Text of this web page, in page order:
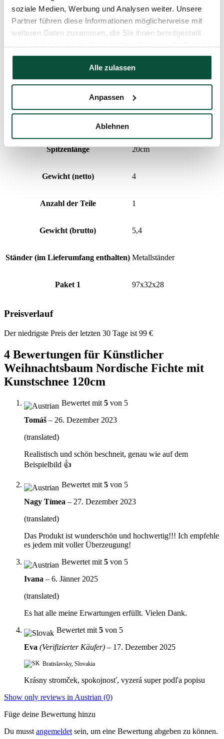
soziale Medien, Werbung und Analysen weiter. Unsere
Partner führen diese Informationen möglicherweise mit
weiteren Daten zusammen, die Sie ihnen bereitgestellt
haben oder die sie im Rahmen Ihrer Nutzung der Dienste
gesammelt haben.
Alle zulassen
Anpassen
Ablehnen
Höhe (mit Ständer) 120cm
dicht
PVC
Spitzenlänge 20cm
Gewicht (netto) 4
Anzahl der Teile 1
Gewicht (brutto) 5,4
Ständer (im Lieferumfang enthalten) Metallständer
Paket 1 97x32x28
Preisverlauf
Der niedrigste Preis der letzten 30 Tage ist 99 €
4 Bewertungen für Künstlicher
Weihnachtsbaum Nordische Fichte mit
Kunstschnee 120cm
Bewertet mit 5 von 5
Tomáš – 26. Dezember 2023
(translated)
Realistisch und schön beschneit, genau wie auf dem
Beispielbild 👍
Bewertet mit 5 von 5
Nagy Tímea – 27. Dezember 2023
(translated)
Das Produkt ist wunderschön und hochwertig!!! Ich empfehle
es jedem mit voller Überzeugung!
Bewertet mit 5 von 5
Ivana – 6. Jänner 2025
(translated)
Es hat alle meine Erwartungen erfüllt. Vielen Dank.
Bewertet mit 5 von 5
Eva (Verifizierter Käufer) – 17. Dezember 2025
Bratislavsky, Slovakia
Krásny stromček, spokojnosť, vyzerá super podľa popisu
Show only reviews in Austrian (0)
Füge deine Bewertung hinzu
Du musst angemeldet sein, um eine Bewertung abgeben zu können.